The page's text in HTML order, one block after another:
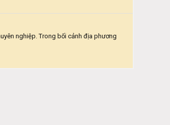
nghiệp. Trong bối cảnh địa phương